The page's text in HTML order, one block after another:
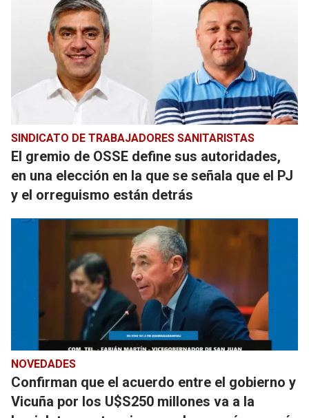
SINDICATO DE TRABAJADORES SANITARISTAS
El gremio de OSSE define sus autoridades,
en una elección en la que se señala que el PJ
y el orreguismo están detrás
NOVEDADES
Confirman que el acuerdo entre el gobierno y
Vicuña por los U$S250 millones va a la